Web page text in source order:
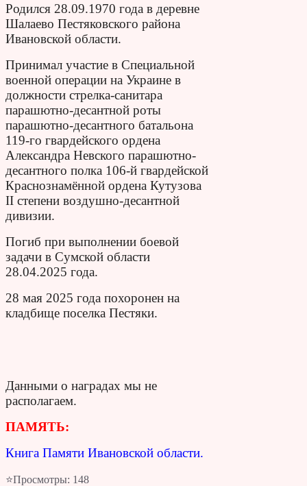
Родился 28.09.1970 года в деревне
Шалаево Пестяковского района
Ивановской области.
Принимал участие в Специальной
военной операции на Украине в
должности стрелка-санитара
парашютно-десантной роты
парашютно-десантного батальона
119-го гвардейского ордена
Александра Невского парашютно-
десантного полка 106-й гвардейской
Краснознамённой ордена Кутузова
II степени воздушно-десантной
дивизии.
Погиб при выполнении боевой
задачи в Сумской области
28.04.2025 года.
28 мая 2025 года похоронен на
кладбище поселка Пестяки.
Данными о наградах мы не
располагаем.
ПАМЯТЬ:
Книга Памяти Ивановской области.
⭐Просмотры: 148